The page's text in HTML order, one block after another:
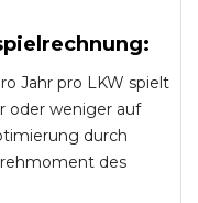
Jahr pro LKW spielt
oder weniger auf
durch
des